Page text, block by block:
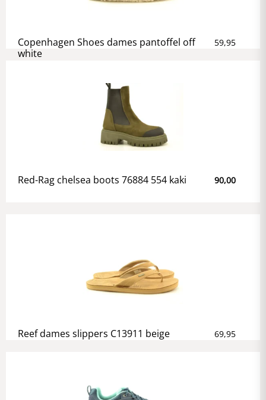
Copenhagen Shoes dames pantoffel off
white
59,95
Red-Rag chelsea boots 76884 554 kaki 90,00
Reef dames slippers C13911 beige 69,95